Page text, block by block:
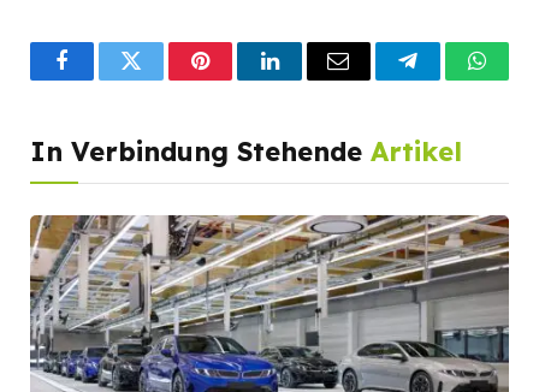
FacebookTwitterPinterestLinkedInEmail Telegram
In Verbindung Stehende Artikel